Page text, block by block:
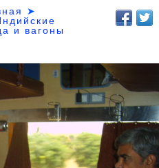
➤
и вагоны